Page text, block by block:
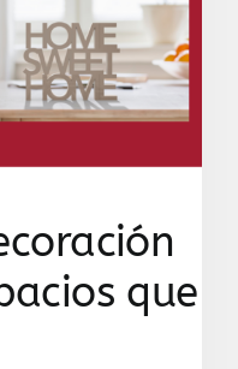
que